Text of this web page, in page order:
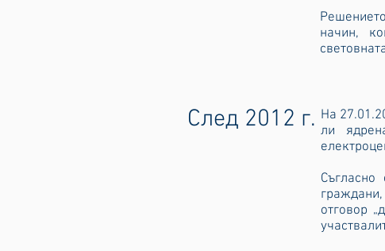
След 2012 г.
начин,
На
ли
отговор